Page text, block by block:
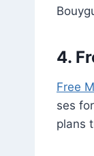
4.
Free
ses
plans